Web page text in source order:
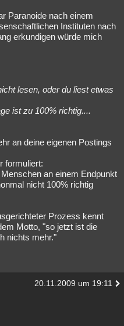
Paranoide nach einem
Instituten nach
erkundigen würde mich
lesen, oder du liest etwas
ist zu 100% richtig....
an deine eigenen Postings
formuliert:
an einem Endpunkt
nicht 100% richtig
Prozess kennt
Motto, "so jetzt ist die
nichts mehr."
20.11.2009 um 19:11